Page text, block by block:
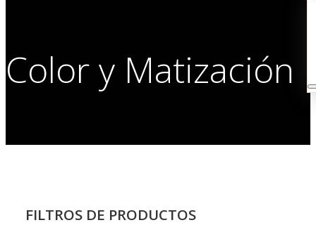
Color y Matización
FILTROS DE PRODUCTOS